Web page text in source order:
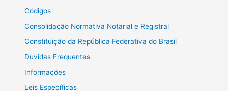
Códigos
Consolidação Normativa Notarial e Registral
Constituição da República Federativa do Brasil
Duvidas Frequentes
Informações
Leis Específicas